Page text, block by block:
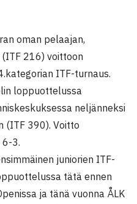
oman pelaajan,
(ITF 216) voittoon
ITF-turnaus.
loppuottelussa
neljänneksi
(ITF 390). Voitto
3.
juniorien ITF-
tätä ennen
ja tänä vuonna ÅLK